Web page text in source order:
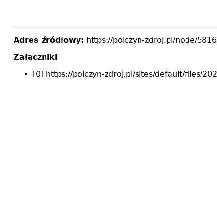
Adres źródłowy: https://polczyn-zdroj.pl/node/5816
Załączniki
[0] https://polczyn-zdroj.pl/sites/default/files/